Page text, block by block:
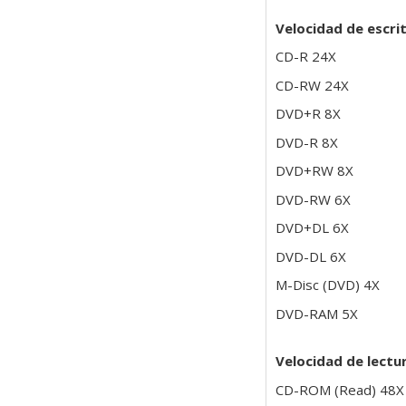
Velocidad de
CD-R 24X
CD-RW 24X
DVD+R 8X
DVD-R 8X
DVD+RW 8X
DVD-RW 6X
DVD+DL 6X
DVD-DL 6X
M-Disc (DVD) 4X
DVD-RAM 5X
Velocidad de
CD-ROM (Read) 48X